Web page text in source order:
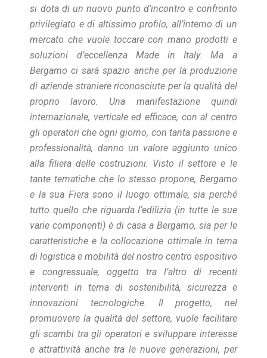
si dota di un nuovo punto d’incontro e confronto
privilegiato e di altissimo profilo, all’interno di un
mercato che vuole toccare con mano prodotti e
soluzioni d’eccellenza Made in Italy. Ma a
Bergamo ci sarà spazio anche per la produzione
di aziende straniere riconosciute per la qualità del
proprio lavoro. Una manifestazione quindi
internazionale, verticale ed efficace, con al centro
gli operatori che ogni giorno, con tanta passione e
professionalità, danno un valore aggiunto unico
alla filiera delle costruzioni. Visto il settore e le
tante tematiche che lo stesso propone, Bergamo
e la sua Fiera sono il luogo ottimale, sia perché
tutto quello che riguarda l’edilizia (in tutte le sue
varie componenti) è di casa a Bergamo, sia per le
caratteristiche e la collocazione ottimale in tema
di logistica e mobilità del nostro centro espositivo
e congressuale, oggetto tra l’altro di recenti
interventi in tema di sostenibilità, sicurezza e
innovazioni tecnologiche. Il progetto, nel
promuovere la qualità del settore, vuole facilitare
gli scambi tra gli operatori e sviluppare interesse
e attrattività anche tra le nuove generazioni, per